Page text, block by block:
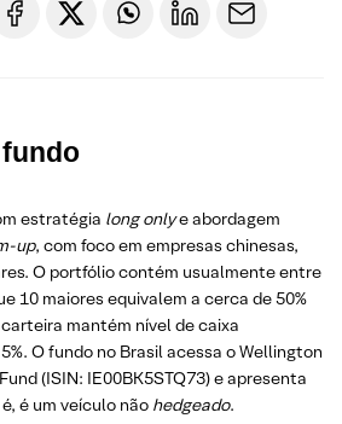
estratégia long onlye abordagem
up, com foco em empresas chinesas,
O portfólio contém usualmente entre
10 maiores equivalem a cerca de 50%
mantém nível de caixa
O fundo no Brasil acessa o Wellington
(ISIN: IE00BK5STQ73) e apresenta
é um veículo não hedgeado.